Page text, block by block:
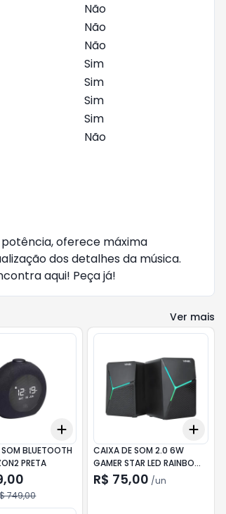
Não
Não
Não
Sim
Sim
Sim
Sim
Não
potência, oferece máxima
dos detalhes da música.
aqui! Peça já!
Ver mais
Add
BLUETOOTH
PRETA
749,00
Add
CAIXA DE SOM 2.0 6W
GAMER STAR LED RAINBOW
VINIK
R$ 75,00 /un